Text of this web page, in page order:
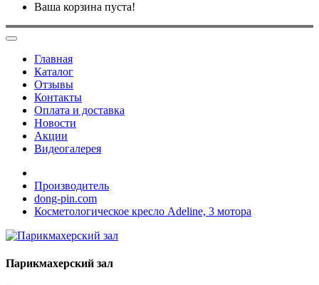
Ваша корзина пуста!
Главная
Каталог
Отзывы
Контакты
Оплата и доставка
Новости
Акции
Видеогалерея
Производитель
dong-pin.com
Косметологическое кресло Adeline, 3 мотора
Парикмахерский зал